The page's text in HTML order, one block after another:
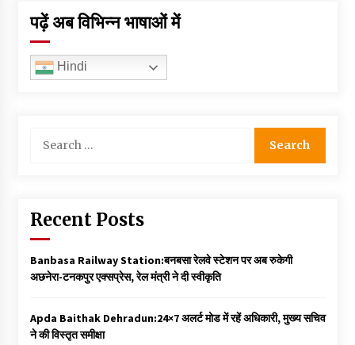
पढ़ें अब विभिन्न भाषाओं में
Hindi
for:
Recent Posts
Banbasa Railway Station:बनबसा रेलवे स्टेशन पर अब रुकेगी
अछनेरा-टनकपुर एक्सप्रेस, रेल मंत्री ने दी स्वीकृति
Apda Baithak Dehradun:24×7 अलर्ट मोड में रहें अधिकारी, मुख्य सचिव
ने की विस्तृत समीक्षा